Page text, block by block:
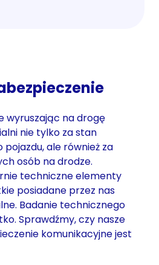
wyruszając na drogę
nie tylko za stan
pojazdu, ale również za
osób na drodze.
techniczne elementy
posiadane przez nas
Badanie technicznego
Sprawdźmy, czy nasze
komunikacyjne jest